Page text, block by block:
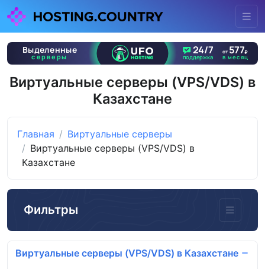
Виртуальные серверы (VPS/VDS) в
Казахстане
Главная
Виртуальные серверы
Виртуальные серверы (VPS/VDS) в
Казахстане
Фильтры
Виртуальные серверы (VPS/VDS) в Казахстане